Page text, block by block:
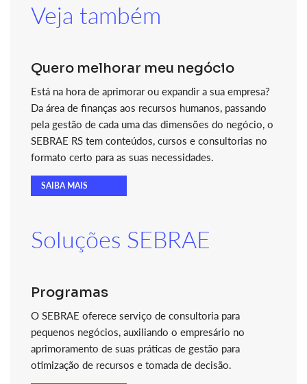
Veja também
Quero melhorar meu negócio
Está na hora de aprimorar ou expandir a sua empresa?
Da área de finanças aos recursos humanos, passando
pela gestão de cada uma das dimensões do negócio, o
SEBRAE RS tem conteúdos, cursos e consultorias no
formato certo para as suas necessidades.
SAIBA MAIS
Soluções SEBRAE
Programas
O SEBRAE oferece serviço de consultoria para
pequenos negócios, auxiliando o empresário no
aprimoramento de suas práticas de gestão para
otimização de recursos e tomada de decisão.